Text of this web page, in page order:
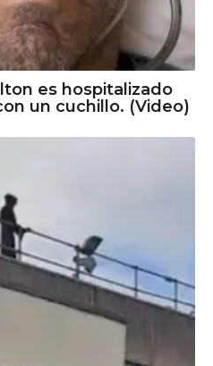
es hospitalizado
un cuchillo. (Video)